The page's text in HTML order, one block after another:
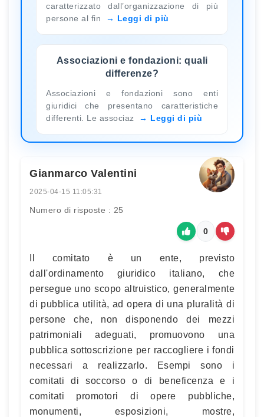
caratterizzato dall’organizzazione di più
persone al fin
Leggi di più
Associazioni e fondazioni: quali
differenze?
Associazioni e fondazioni sono enti
giuridici che presentano caratteristiche
differenti. Le associaz
Leggi di più
Gianmarco Valentini
2025-04-15 11:05:31
Numero di risposte : 25
0
Il comitato è un ente, previsto
dall'ordinamento giuridico italiano, che
persegue uno scopo altruistico, generalmente
di pubblica utilità, ad opera di una pluralità di
persone che, non disponendo dei mezzi
patrimoniali adeguati, promuovono una
pubblica sottoscrizione per raccogliere i fondi
necessari a realizzarlo. Esempi sono i
comitati di soccorso o di beneficenza e i
comitati promotori di opere pubbliche,
monumenti, esposizioni, mostre,